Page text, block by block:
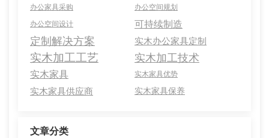
办公家具采购
办公空间规划
办公空间设计
可持续制造
定制解决方案 实木办公家具定制
实木加工工艺 实木加工技术
实木家具 实木家具优势
实木家具供应商 实木家具保养
文章分类